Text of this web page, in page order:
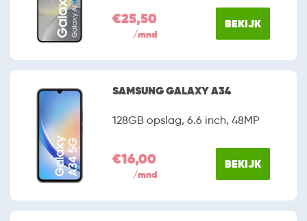
€25,50
/mnd
BEKIJK
SAMSUNG GALAXY A34
128GB opslag, 6.6 inch, 48MP
€16,00
/mnd
BEKIJK